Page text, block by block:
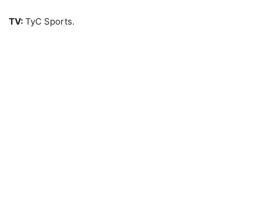
TV: TyC Sports.